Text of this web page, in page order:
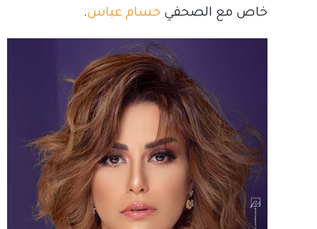
خاص مع الصحفي حسام عباس.